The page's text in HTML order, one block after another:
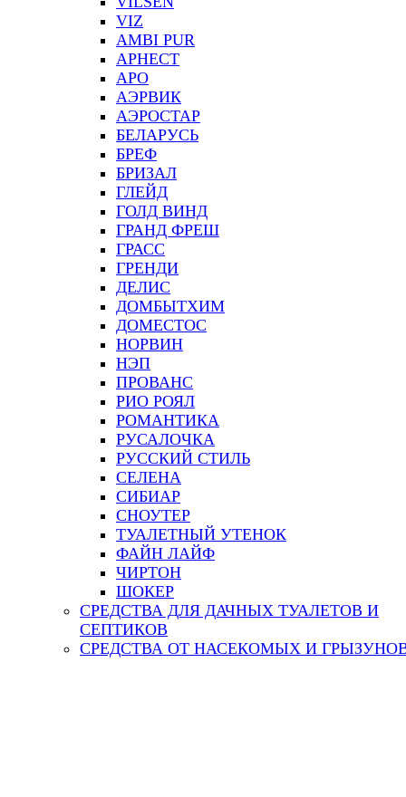
VIZ
АMBI PUR
АРНЕСТ
АРО
АЭРВИК
АЭРОСТАР
БЕЛАРУСЬ
БРЕФ
БРИЗАЛ
ГЛЕЙД
ГОЛД ВИНД
ГРАНД ФРЕШ
ГРАСС
ГРЕНДИ
ДЕЛИС
ДОМБЫТХИМ
ДОМЕСТОС
НОРВИН
НЭП
ПРОВАНС
РИО РОЯЛ
РОМАНТИКА
РУСАЛОЧКА
РУССКИЙ СТИЛЬ
СЕЛЕНА
СИБИАР
СНОУТЕР
ТУАЛЕТНЫЙ УТЕНОК
ФАЙН ЛАЙФ
ЧИРТОН
ШОКЕР
СРЕДСТВА ДЛЯ ДАЧНЫХ ТУАЛЕТОВ И
СЕПТИКОВ
СРЕДСТВА ОТ НАСЕКОМЫХ И